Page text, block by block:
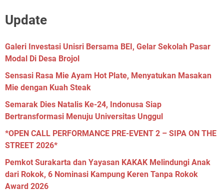
Update
Galeri Investasi Unisri Bersama BEI, Gelar Sekolah Pasar
Modal Di Desa Brojol
Sensasi Rasa Mie Ayam Hot Plate, Menyatukan Masakan
Mie dengan Kuah Steak
Semarak Dies Natalis Ke-24, Indonusa Siap
Bertransformasi Menuju Universitas Unggul
*OPEN CALL PERFORMANCE PRE-EVENT 2 – SIPA ON THE
STREET 2026*
Pemkot Surakarta dan Yayasan KAKAK Melindungi Anak
dari Rokok, 6 Nominasi Kampung Keren Tanpa Rokok
Award 2026